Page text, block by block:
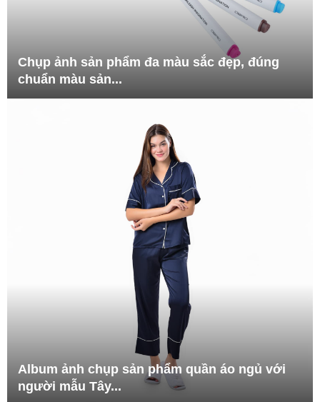
Chụp ảnh sản phẩm đa màu sắc đẹp, đúng
chuẩn màu sản...
Album ảnh chụp sản phẩm quần áo ngủ với
người mẫu Tây...